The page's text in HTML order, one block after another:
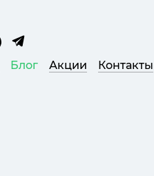
Блог Акции Контакты